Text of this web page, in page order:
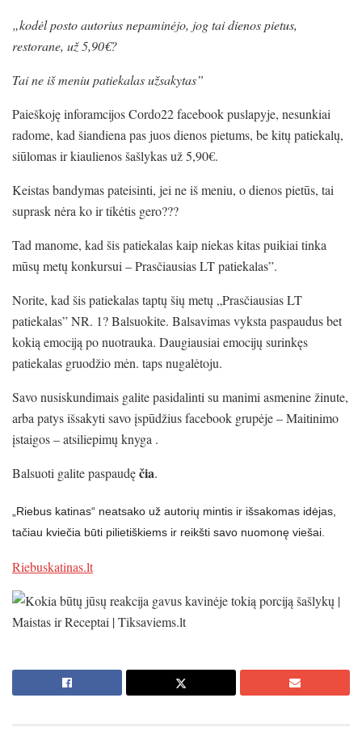
„kodėl posto autorius nepaminėjo, jog tai dienos pietus,
restorane, už 5,90€?
Tai ne iš meniu patiekalas užsakytas”
Paieškoję inforamcijos Cordo22 facebook puslapyje, nesunkiai
radome, kad šiandiena pas juos dienos pietums, be kitų patiekalų,
siūlomas ir kiaulienos šašlykas už 5,90€.
Keistas bandymas pateisinti, jei ne iš meniu, o dienos pietūs, tai
suprask nėra ko ir tikėtis gero???
Tad manome, kad šis patiekalas kaip niekas kitas puikiai tinka
mūsų metų konkursui – Prasčiausias LT patiekalas”.
Norite, kad šis patiekalas taptų šių metų „Prasčiausias LT
patiekalas” NR. 1? Balsuokite. Balsavimas vyksta paspaudus bet
kokią emociją po nuotrauka. Daugiausiai emocijų surinkęs
patiekalas gruodžio mėn. taps nugalėtoju.
Savo nusiskundimais galite pasidalinti su manimi asmenine žinute,
arba patys išsakyti savo įspūdžius facebook grupėje – Maitinimo
įstaigos – atsiliepimų knyga .
Balsuoti galite paspaudęčia.
„Riebus katinas“ neatsako už autorių mintis ir išsakomas idėjas,
tačiau kviečia būti pilietiškiems ir reikšti savo nuomonę viešai.
Riebuskatinas.lt